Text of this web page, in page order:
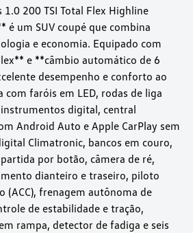
1.0 200 TSI Total Flex Highline
um SUV coupé que combina
e economia. Equipado com
e **câmbio automático de 6
desempenho e conforto ao
com faróis em LED, rodas de liga
digital, central
Android Auto e Apple CarPlay sem
Climatronic, bancos em couro,
por botão, câmera de ré,
dianteiro e traseiro, piloto
(ACC), frenagem autônoma de
de estabilidade e tração,
rampa, detector de fadiga e seis